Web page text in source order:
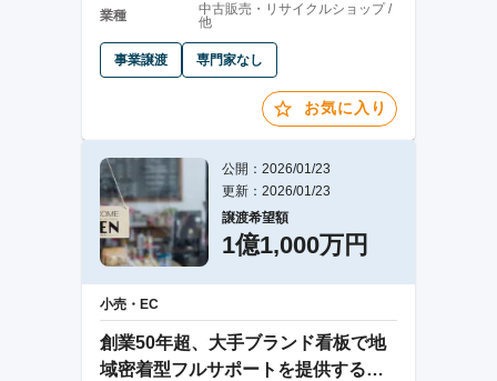
業種
中古販売・リサイクルショップ /
他
事業譲渡 専門家なし
お気に入り
公開：2026/01/23
更新：2026/01/23
譲渡希望額
1億1,000万円
小売・EC
創業50年超、大手ブランド看板で地
域密着型フルサポートを提供する家